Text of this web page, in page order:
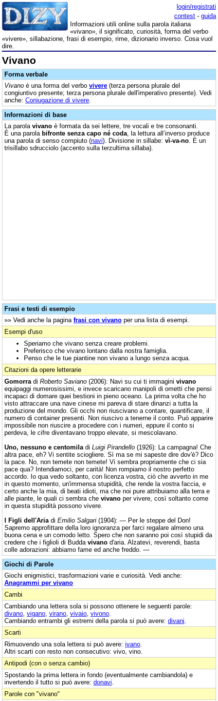
login/registrati
contest - guida
Informazioni utili online sulla parola italiana
«vivano», il significato, curiosità, forma del verbo
«vivere», sillabazione, frasi di esempio, rime, dizionario inverso. Cosa vuol
dire.
Vivano
Forma verbale
Vivano è una forma del verbo vivere (terza persona plurale del
congiuntivo presente; terza persona plurale dell'imperativo presente). Vedi
anche: Coniugazione di vivere
Informazioni di base
La parola vivano è formata da sei lettere, tre vocali e tre consonanti.
È una parola bifronte senza capo né coda , la lettura all’inverso produce
una parola di senso compiuto (navi). Divisione in sillabe: vì-va-no . È un
trisillabo sdrucciolo (accento sulla terzultima sillaba).
Frasi e testi di esempio
»» Vedi anche la pagina frasi con vivano per una lista di esempi.
Esempi d'uso
Speriamo che vivano senza creare problemi.
Preferisco che vivano lontano dalla nostra famiglia.
Penso che le tue piantine non vivano a lungo senza acqua.
Citazioni da opere letterarie
Gomorra di Roberto Saviano (2006): Navi su cui ti immagini vivano
equipaggi numerosissimi, e invece scaricano manipoli di ometti che pensi
incapaci di domare quei bestioni in pieno oceano. La prima volta che ho
visto attraccare una nave cinese mi pareva di stare dinanzi a tutta la
produzione del mondo. Gli occhi non riuscivano a contare, quantificare, il
numero di container presenti. Non riuscivo a tenerne il conto. Può apparire
impossibile non riuscire a procedere con i numeri, eppure il conto si
perdeva, le cifre diventavano troppo elevate, si mescolavano.
Uno, nessuno e centomila di Luigi Pirandello (1926): La campagna! Che
altra pace, eh? Vi sentite sciogliere. Sì ma se mi sapeste dire dov'è? Dico
la pace. No, non temete non temete! Vi sembra propriamente che ci sia
pace qua? Intendiamoci, per carità! Non rompiamo il nostro perfetto
accordo. Io qua vedo soltanto, con licenza vostra, ciò che avverto in me
in questo momento, un'immensa stupidità, che rende la vostra faccia, e
certo anche la mia, di beati idioti, ma che noi pure attribuiamo alla terra e
alle piante, le quali ci sembra che vivano per vivere, così soltanto come
in questa stupidità possono vivere.
I Figli dell'Aria di Emilio Salgari (1904): — Per le steppe del Don!
Sapremo approfittare della loro ignoranza per farci regalare almeno una
buona cena e un comodo letto. Spero che non saranno poi così stupidi da
credere che i figlioli di Budda vivano d'aria. Alzatevi, reverendi, basta
colle adorazioni: abbiamo fame ed anche freddo. —
Giochi di Parole
Giochi enigmistici, trasformazioni varie e curiosità. Vedi anche:
Anagrammi per vivano
Cambi
Cambiando una lettera sola si possono ottenere le seguenti parole:
divano vigano virano vivaio vivono
Cambiando entrambi gli estremi della parola si può avere: divani
Scarti
Rimuovendo una sola lettera si può avere: ivano
Altri scarti con resto non consecutivo: vivo, vino.
Antipodi (con o senza cambio)
Spostando la prima lettera in fondo (eventualmente cambiandola) e
invertendo il tutto si può avere: donavi
Parole con "vivano"